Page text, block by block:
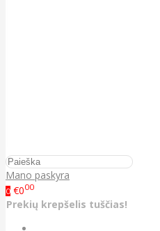
Mano paskyra
0 €000
Prekių krepšelis tuščias!